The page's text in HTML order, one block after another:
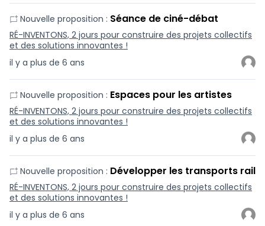
il y a plus de 6 ans
Nouvelle proposition : Séance de ciné-débat
RÉ-INVENTONS, 2 jours pour construire des projets collectifs
et des solutions innovantes !
il y a plus de 6 ans
Nouvelle proposition : Espaces pour les artistes
RÉ-INVENTONS, 2 jours pour construire des projets collectifs
et des solutions innovantes !
il y a plus de 6 ans
Nouvelle proposition : Développer les transports rail
RÉ-INVENTONS, 2 jours pour construire des projets collectifs
et des solutions innovantes !